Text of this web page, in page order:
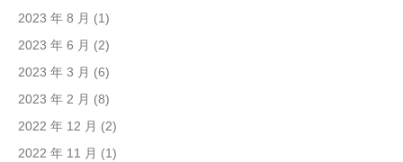
2023 年 8 月 (1)
2023 年 6 月 (2)
2023 年 3 月 (6)
2023 年 2 月 (8)
2022 年 12 月 (2)
2022 年 11 月 (1)